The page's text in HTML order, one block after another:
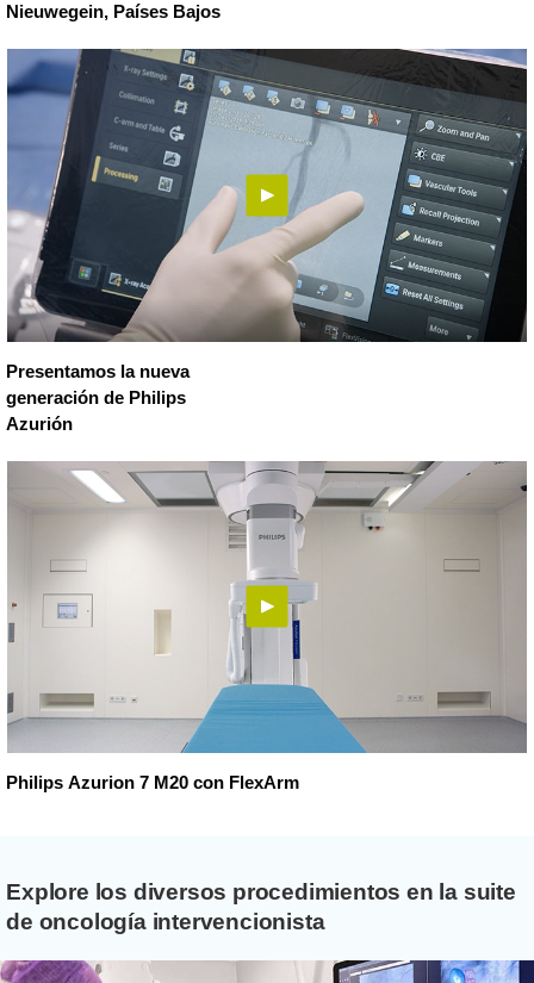
Nieuwegein, Países Bajos
Presentamos la nueva
generación de Philips
Azurión
Philips Azurion 7 M20 con FlexArm
Explore los diversos procedimientos en la suite
de oncología intervencionista